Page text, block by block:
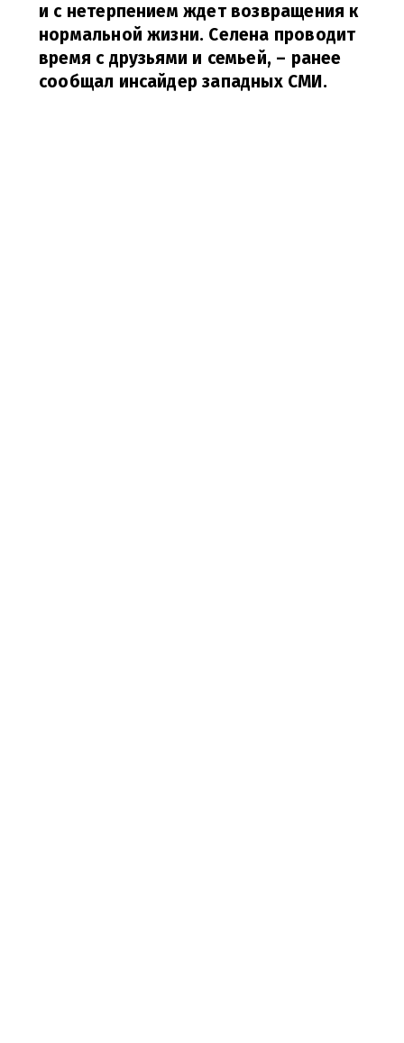
и с нетерпением ждет возвращения к
нормальной жизни. Селена проводит
время с друзьями и семьей, – ранее
сообщал инсайдер западных СМИ.